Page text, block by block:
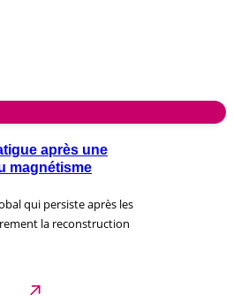
après une
magnétisme
qui persiste après les
la reconstruction